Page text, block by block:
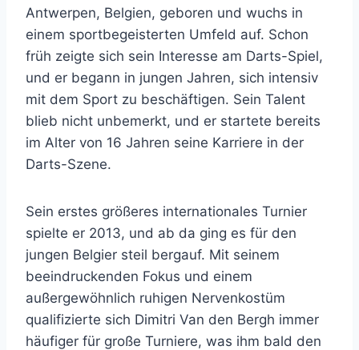
Antwerpen, Belgien, geboren und wuchs in
einem sportbegeisterten Umfeld auf. Schon
früh zeigte sich sein Interesse am Darts-Spiel,
und er begann in jungen Jahren, sich intensiv
mit dem Sport zu beschäftigen. Sein Talent
blieb nicht unbemerkt, und er startete bereits
im Alter von 16 Jahren seine Karriere in der
Darts-Szene.
Sein erstes größeres internationales Turnier
spielte er 2013, und ab da ging es für den
jungen Belgier steil bergauf. Mit seinem
beeindruckenden Fokus und einem
außergewöhnlich ruhigen Nervenkostüm
qualifizierte sich Dimitri Van den Bergh immer
häufiger für große Turniere, was ihm bald den